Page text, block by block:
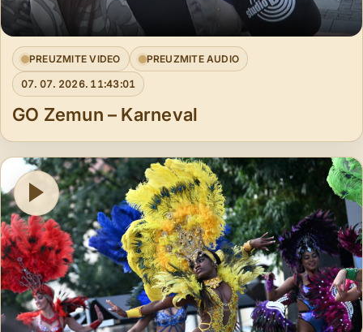
PREUZMITE VIDEO PREUZMITE AUDIO
07. 07. 2026. 11:43:01
GO Zemun – Karneval